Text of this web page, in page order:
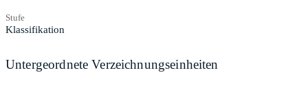
Stufe
Klassifikation
Untergeordnete Verzeichnungseinheiten